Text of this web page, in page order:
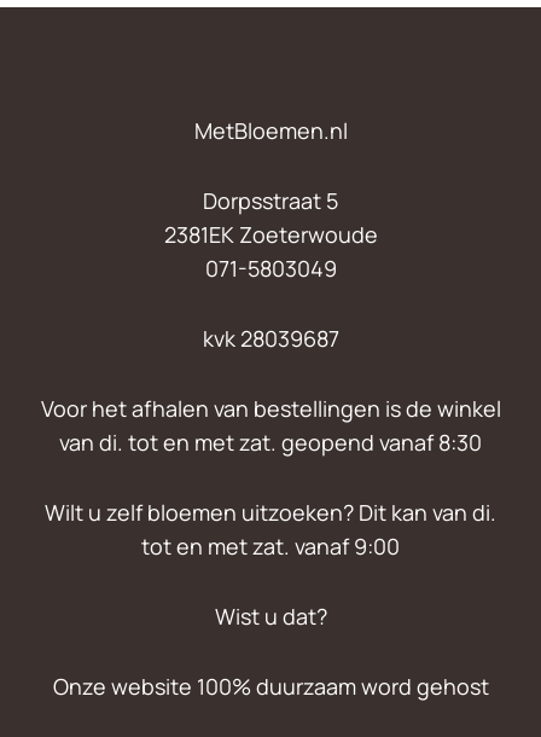
MetBloemen.nl
Dorpsstraat 5
2381EK Zoeterwoude
071-5803049
kvk 28039687
Voor het afhalen van bestellingen is de winkel
van di. tot en met zat. geopend vanaf 8:30
Wilt u zelf bloemen uitzoeken? Dit kan van di.
tot en met zat. vanaf 9:00
Wist u dat?
Onze website 100% duurzaam word gehost